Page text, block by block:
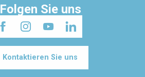
Folgen Sie uns
Kontaktieren Sie uns